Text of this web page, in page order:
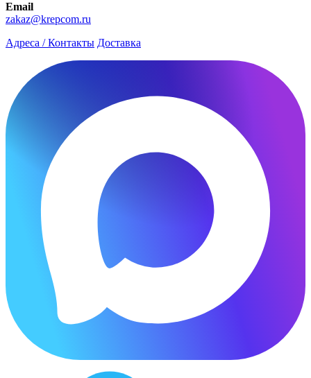
Email
zakaz@krepcom.ru
Адреса / Контакты Доставка